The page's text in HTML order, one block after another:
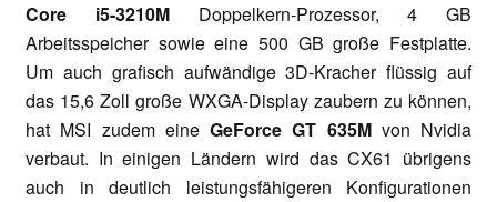
Core i5-3210M Doppelkern-Prozessor, 4 GB
Arbeitsspeicher sowie eine 500 GB große Festplatte.
Um auch grafisch aufwändige 3D-Kracher flüssig auf
das 15,6 Zoll große WXGA-Display zaubern zu können,
hat MSI zudem eine GeForce GT 635M von Nvidia
verbaut. In einigen Ländern wird das CX61 übrigens
auch in deutlich leistungsfähigeren Konfigurationen